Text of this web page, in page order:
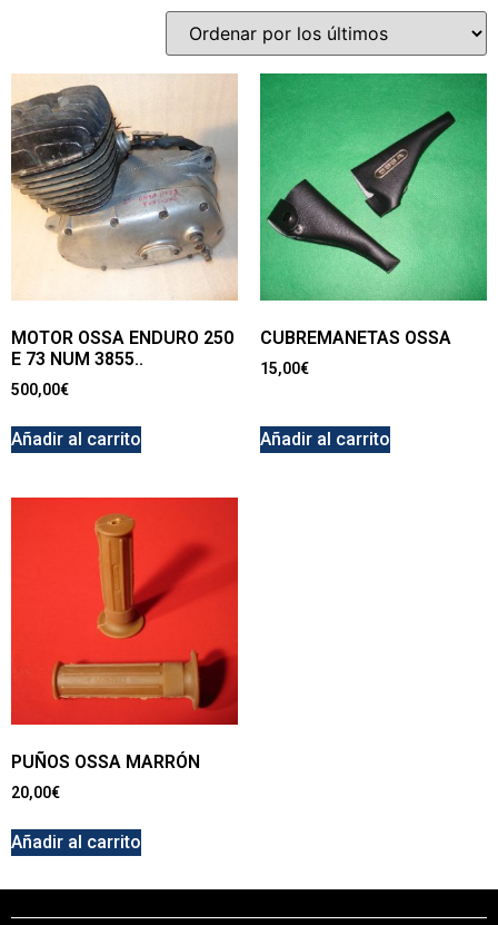
MOTOR OSSA ENDURO 250
E 73 NUM 3855..
500,00€
Añadir al carrito
CUBREMANETAS OSSA
15,00€
Añadir al carrito
PUÑOS OSSA MARRÓN
20,00€
Añadir al carrito